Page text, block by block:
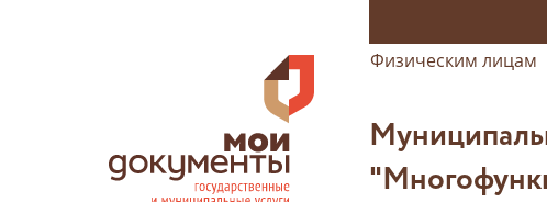
Физическим лицам